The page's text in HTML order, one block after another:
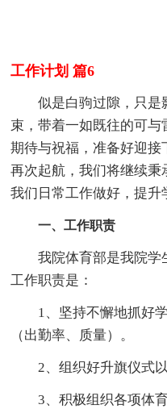
工作计划 篇6
似是白驹过隙，只是
束，带着一如既往的可与
期待与祝福，准备好迎
再次起航，我们将继续
我们日常工作做好，提升
一、工作职责
我院体育部是我院学
工作职责是：
1、坚持不懈地抓好学
（出勤率、质量）。
2、组织好升旗仪式以
3、积极组织各项体育